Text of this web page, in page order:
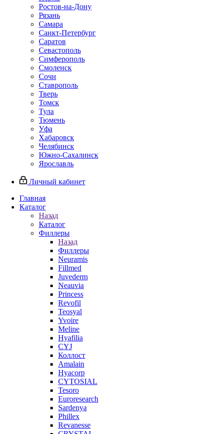
Ростов-на-Дону
Рязань
Самара
Санкт-Петербург
Саратов
Севастополь
Симферополь
Смоленск
Сочи
Ставрополь
Тверь
Томск
Тула
Тюмень
Уфа
Хабаровск
Челябинск
Южно-Сахалинск
Ярославль
Личный кабинет
Главная
Каталог
Назад
Каталог
Филлеры
Назад
Филлеры
Neuramis
Fillmed
Juvederm
Neauvia
Princess
Revofil
Teosyal
Yvoire
Meline
Hyafilia
CYJ
Коллост
Amalain
Hyacorp
CYTOSIAL
Tesoro
Euroresearch
Sardenya
Phillex
Revanesse